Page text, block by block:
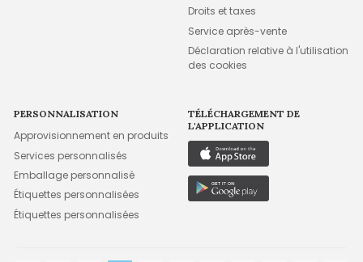
Droits et taxes
Service après-vente
Déclaration relative à l'utilisation
des cookies
PERSONNALISATION
Approvisionnement en produits
Services personnalisés
Emballage personnalisé
Étiquettes personnalisées
Étiquettes personnalisées
TÉLÉCHARGEMENT DE
L'APPLICATION